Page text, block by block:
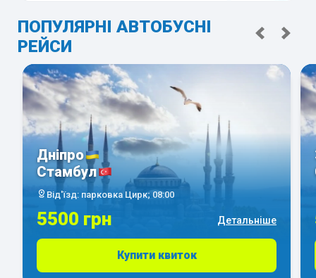
ПОПУЛЯРНІ АВТОБУСНІ
РЕЙСИ
Дніпро
Стамбул
Від'їзд: парковка Цирк; 08:00
5500 грн Детальніше
Купити квиток